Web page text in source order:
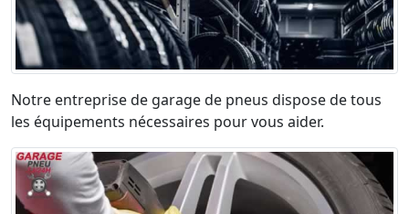
Notre entreprise de garage de pneus dispose de tous
les équipements nécessaires pour vous aider.